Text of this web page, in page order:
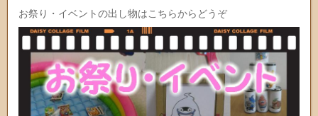
お祭り・イベントの出し物はこちらからどうぞ